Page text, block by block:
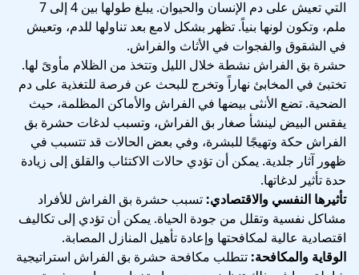
التي تعيش على دم الإنسان والحيوان. يبلغ طولها بين 4 إلى 7
ملم، وتكون لونها بنياً. تظهر بشكل لامع بعد تناولها للدم، وتعيش
في الشقوق والفجوات في الأثاث والفراش.
حشرة بق الفراش نشطة خلال الليل وتتخذ من الظلام مأوىً لها.
تختبئ في المخابئ نهاراً وتخرج للبحث عن فرصة للتغذية على دم
الضحية. تضع الأنثى بيضها في الفراش والأماكن المظلمة، حيث
يفقس البيض لينشأ صغار بق الفراش، وتسبب لدغات حشرة بق
الفراش حكة وتهيجًا للبشرة، وفي بعض الحالات قد تتسبب في
ظهور آثار جلدية. يمكن أن تؤدي حالات الاكتئاب والقلق إلى زيادة
حدة تأثير لدغاتها.
تأثيرها النفسي والاقتصادي: تسبب حشرة بق الفراش للأفراد
مشاكل نفسية وتقلل من جودة الحياة. يمكن أن تؤدي إلى تكاليف
اقتصادية عالية لمكافحتها وإعادة تأهيل المنازل المصابة.
الوقاية والمكافحة: تتطلب مكافحة حشرة بق الفراش استراتيجية